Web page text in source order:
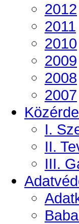
2012
2011
2010
2009
2008
2007
I.
II.
III.